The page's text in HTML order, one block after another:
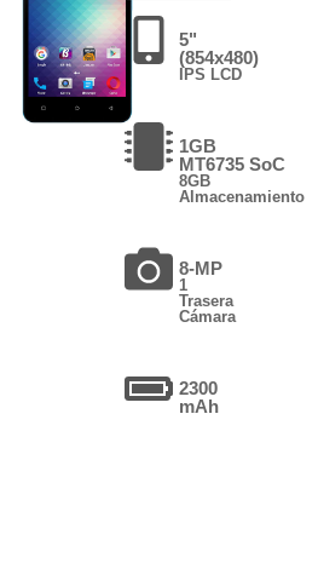
5"
(854x480)
IPS LCD
1GB
MT6735 SoC
8GB
Almacenamiento
8-MP
1
Trasera
Cámara
2300
mAh